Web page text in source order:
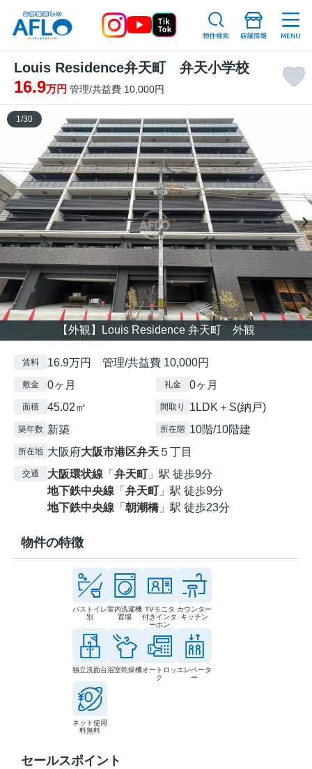
Louis Residence弁天町 弁天小学校
16.9万円 管理/共益費 10,000円
【外観】Louis Residence 弁天町 外観
1 /30
賃料 16.9万円 管理/共益費 10,000円
敷金 0ヶ月 礼金 0ヶ月
面積 45.02㎡ 間取り 1LDK＋S(納戸)
築年数 新築 所在階 10階/10階建
所在地 大阪府大阪市港区弁天 ５丁目
交通 大阪環状線 「 弁天町 」駅 徒歩9分
地下鉄中央線 「 弁天町 」駅 徒歩9分
地下鉄中央線 「 朝潮橋」駅 徒歩23分
物件の特徴
バストイレ
別
室内洗濯機
置場
TVモニタ
付きインタ
ーホン
カウンター
キッチン
独立洗面台浴室乾燥機オートロッ
ク
エレベータ
ー
ネット使用
料無料
セールスポイント